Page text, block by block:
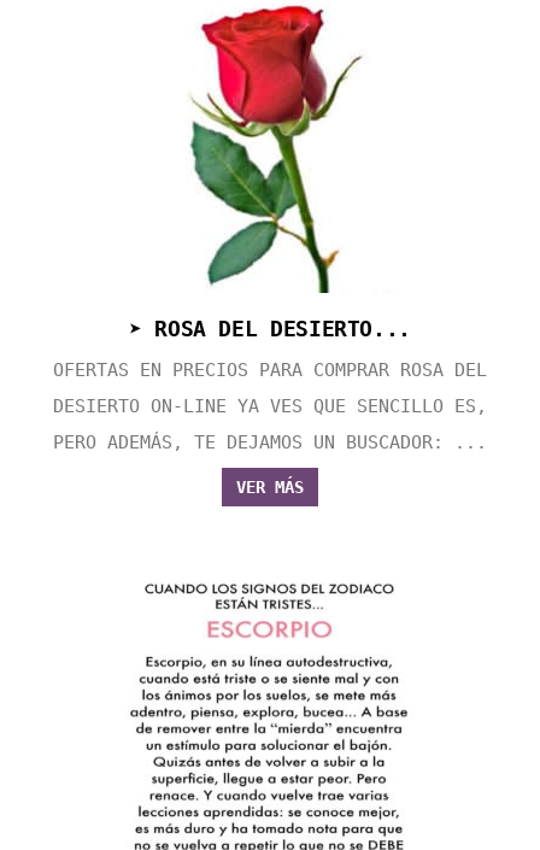
➤ ROSA DEL DESIERTO...
OFERTAS EN PRECIOS PARA COMPRAR ROSA DEL
DESIERTO ON-LINE YA VES QUE SENCILLO ES,
PERO ADEMÁS, TE DEJAMOS UN BUSCADOR: ...
VER MÁS